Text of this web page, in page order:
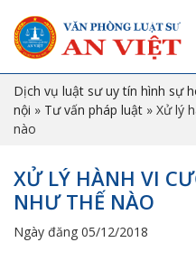
Dịch vụ luật sư uy tín hình sự
nội » Tư vấn pháp luật » Xử lý
nào
XỬ LÝ HÀNH VI
NHƯ THẾ NÀO
Ngày đăng 05/12/2018